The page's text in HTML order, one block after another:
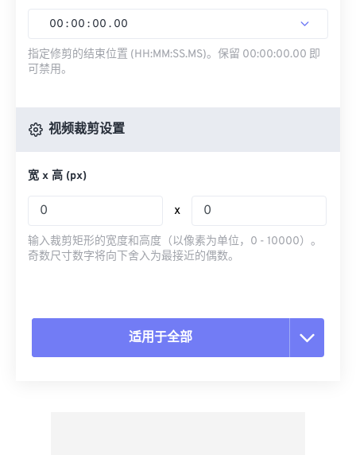
00 : 00 : 00 . 00
指定修剪的结束位置 (HH:MM:SS.MS)。保留 00:00:00.00 即
可禁用。
视频裁剪设置
宽 x 高 (px)
x
输入裁剪矩形的宽度和高度（以像素为单位，0 - 10000）。
奇数尺寸数字将向下舍入为最接近的偶数。
适用于全部